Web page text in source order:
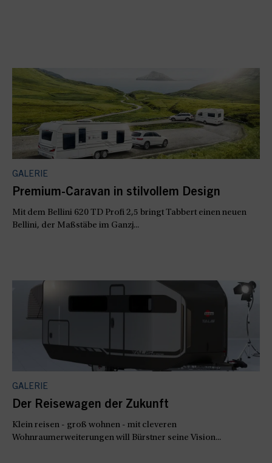
GALERIE
Premium-Caravan in stilvollem Design
Mit dem Bellini 620 TD Profi 2,5 bringt Tabbert einen neuen
Bellini, der Maßstäbe im Ganzj...
GALERIE
Der Reisewagen der Zukunft
Klein reisen - groß wohnen - mit cleveren
Wohnraumerweiterungen will Bürstner seine Vision...